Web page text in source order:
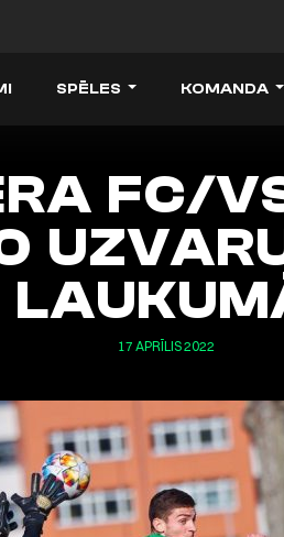
SPĒLES KOMANDA
FC/
17 APRĪLIS 2022